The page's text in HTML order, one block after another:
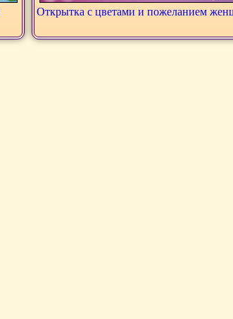
Открытка с цветами и пожеланием